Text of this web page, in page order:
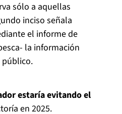
sólo a aquellas
inciso señala
el informe de
la información
público.
estaría evitando el
en 2025.